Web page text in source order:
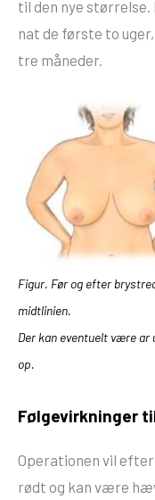
til den nye størrelse.
nat de første to
tre måneder.
Figur. Før og efter
midtlinien.
Der kan eventuelt være
op.
Følgevirkninger
Operationen vil
rødt og kan være